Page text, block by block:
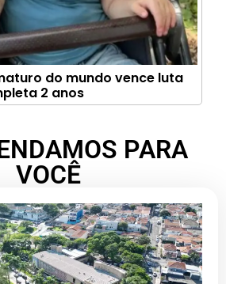
do mundo vence luta
2 anos
PARA
VOCÊ